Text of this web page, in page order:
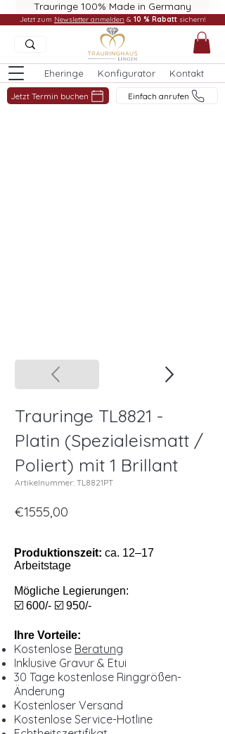
Trauringe 100% Made in Germany
Eheringe Konfigurator Kontakt
Jetzt Termin buchen Einfach anrufen
Jetzt zum Newsletter anmelden & 10 % Rabatt sichern!
Trauringe TL8821 -
Platin (Spezialeismatt /
Poliert) mit 1 Brillant
Artikelnummer: TL8821PT
€1555,00
Produktionszeit: ca. 12–17
Arbeitstage
Mögliche Legierungen:
☑️ 600/- ☑️ 950/-
Ihre Vorteile:
Kostenlose Beratung
Inklusive Gravur & Etui
30 Tage kostenlose Ringgrößen-
Änderung
Kostenloser Versand
Kostenlose Service-Hotline